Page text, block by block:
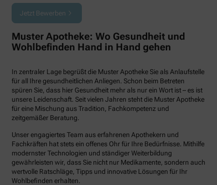
Jetzt Bewerben
Muster Apotheke: Wo Gesundheit und
Wohlbefinden Hand in Hand gehen
In zentraler Lage begrüßt die Muster Apotheke Sie als Anlaufstelle
für all Ihre gesundheitlichen Anliegen. Schon beim Betreten
spüren Sie, dass hier Gesundheit mehr als nur ein Wort ist – es ist
unsere Leidenschaft. Seit vielen Jahren steht die Muster Apotheke
für eine Mischung aus Tradition, Fachkompetenz und
zeitgemäßer Beratung.
Unser engagiertes Team aus erfahrenen Apothekern und
Fachkräften hat stets ein offenes Ohr für Ihre Bedürfnisse. Mithilfe
modernster Technologien und ständiger Weiterbildung
gewährleisten wir, dass Sie nicht nur Medikamente, sondern auch
wertvolle Ratschläge, Tipps und innovative Lösungen für Ihr
Wohlbefinden erhalten.